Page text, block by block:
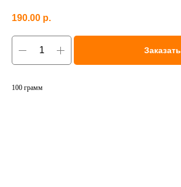
190.00 р.
Заказать
100 грамм